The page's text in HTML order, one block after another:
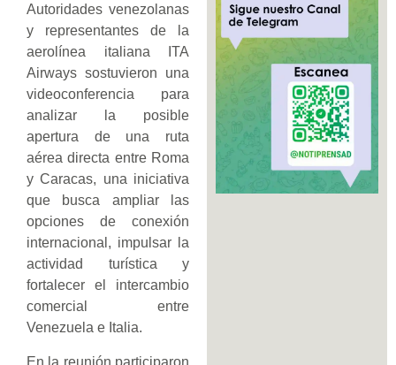
Autoridades venezolanas
y representantes de la
aerolínea italiana ITA
Airways sostuvieron una
videoconferencia para
analizar la posible
apertura de una ruta
aérea directa entre Roma
y Caracas, una iniciativa
que busca ampliar las
opciones de conexión
internacional, impulsar la
actividad turística y
fortalecer el intercambio
comercial entre
Venezuela e Italia.
En la reunión participaron